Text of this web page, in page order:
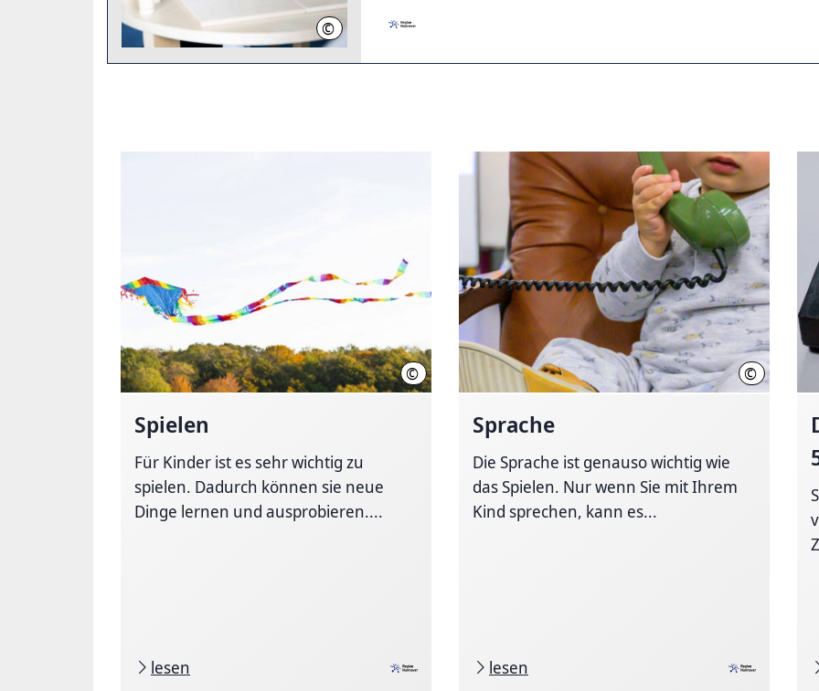
© Stefan Heinze
© Region Hannover, Terzka
Spielen
Für Kinder ist es sehr wichtig zu
spielen. Dadurch können sie neue
Dinge lernen und ausprobieren....
lesen
© Region
Sprache
Die Sprache ist genauso wichtig wie
das Spielen. Nur wenn Sie mit Ihrem
Kind sprechen, kann es...
lesen